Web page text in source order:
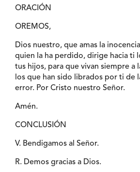
ORACIÓN
OREMOS,
Dios nuestro, que amas la
quien la ha perdido, dirige hacia ti
tus hijos, para que vivan siempre a
los que han sido librados por ti de
error. Por Cristo nuestro Señor.
Amén.
CONCLUSIÓN
V. Bendigamos al Señor.
R. Demos gracias a Dios.